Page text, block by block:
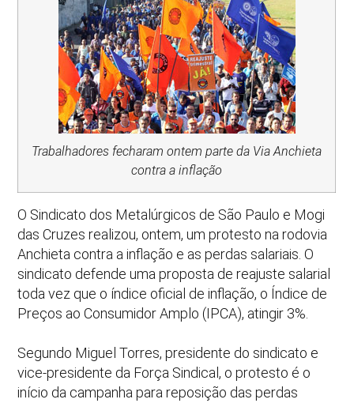
Trabalhadores fecharam ontem parte da Via Anchieta
contra a inflação
O Sindicato dos Metalúrgicos de São Paulo e Mogi
das Cruzes realizou, ontem, um protesto na rodovia
Anchieta contra a inflação e as perdas salariais. O
sindicato defende uma proposta de reajuste salarial
toda vez que o índice oficial de inflação, o Índice de
Preços ao Consumidor Amplo (IPCA), atingir 3%.
Segundo Miguel Torres, presidente do sindicato e
vice-presidente da Força Sindical, o protesto é o
início da campanha para reposição das perdas